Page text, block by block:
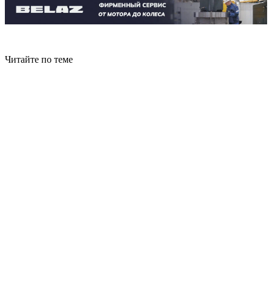
Читайте по теме